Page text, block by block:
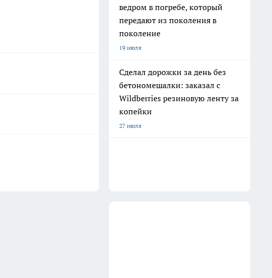
ведром в погребе, который
передают из поколения в
поколение
19 июля
Сделал дорожки за день без
бетономешалки: заказал с
Wildberries резиновую ленту за
копейки
27 июля